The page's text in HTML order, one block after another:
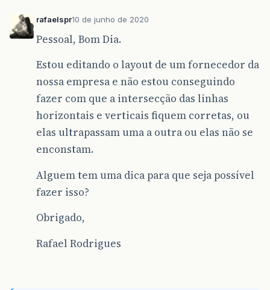
rafaelspr10 de junho de 2020
Pessoal, Bom Dia.
Estou editando o layout de um fornecedor da
nossa empresa e não estou conseguindo
fazer com que a intersecção das linhas
horizontais e verticais fiquem corretas, ou
elas ultrapassam uma a outra ou elas não se
enconstam.
Alguem tem uma dica para que seja possível
fazer isso?
Obrigado,
Rafael Rodrigues